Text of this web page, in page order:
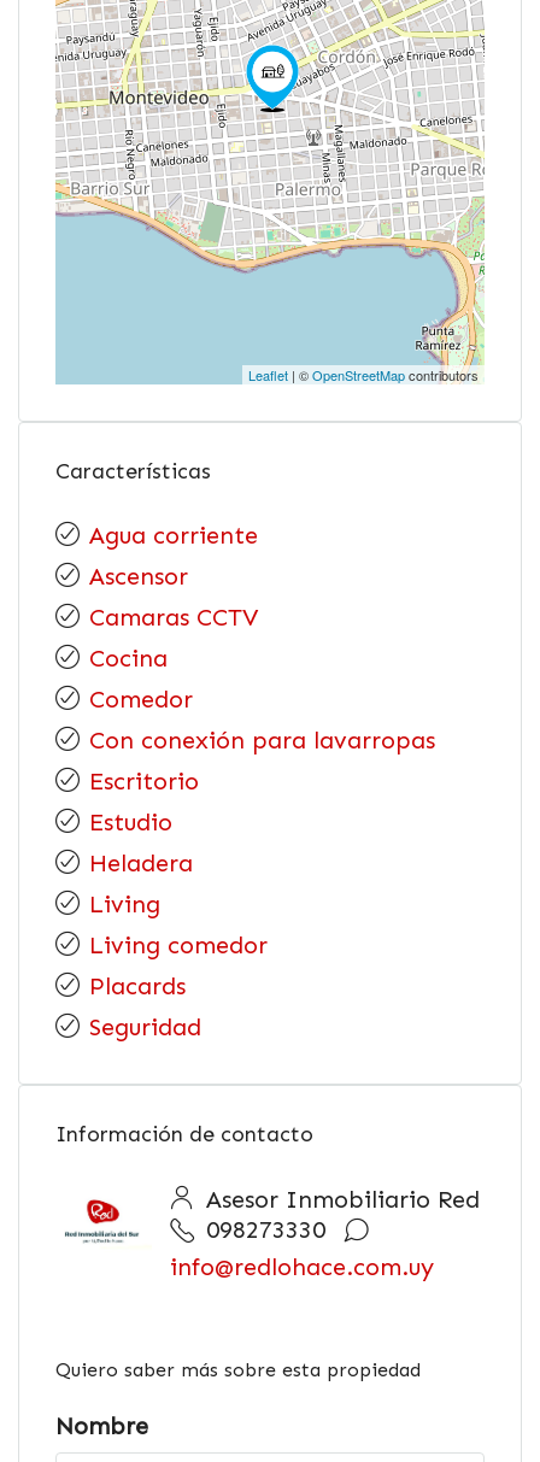
Leaflet | ©OpenStreetMapcontributors
Características
Agua corriente
Ascensor
Camaras CCTV
Cocina
Comedor
Con conexión para lavarropas
Escritorio
Estudio
Heladera
Living
Living comedor
Placards
Seguridad
Información de contacto
Asesor Inmobiliario Red
098273330
info@redlohace.com.uy
Quiero saber más sobre esta propiedad
Nombre